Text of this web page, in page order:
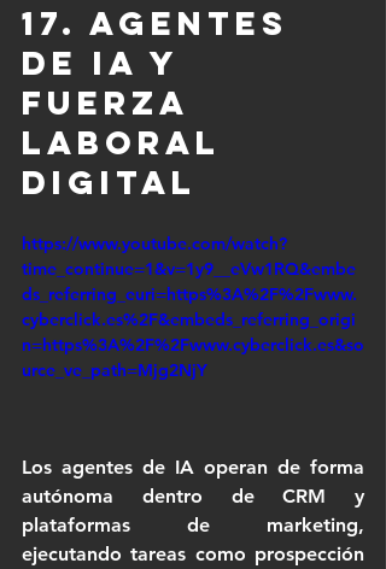
17. Agentes
de IA y
fuerza
laboral
digital
https://www.youtube.com/watch?
time_continue=1&v=1y9__eVw1RQ&embe
ds_referring_euri=https%3A%2F%2Fwww.
cyberclick.es%2F&embeds_referring_origi
n=https%3A%2F%2Fwww.cyberclick.es&so
urce_ve_path=Mjg2NjY
Los agentes de IA operan de forma
autónoma dentro de CRM y
plataformas de marketing,
ejecutando tareas como prospección